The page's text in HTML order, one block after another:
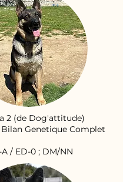
2 (de Dog'attitude)
Bilan Genetique Complet
/ ED-0 ; DM/NN